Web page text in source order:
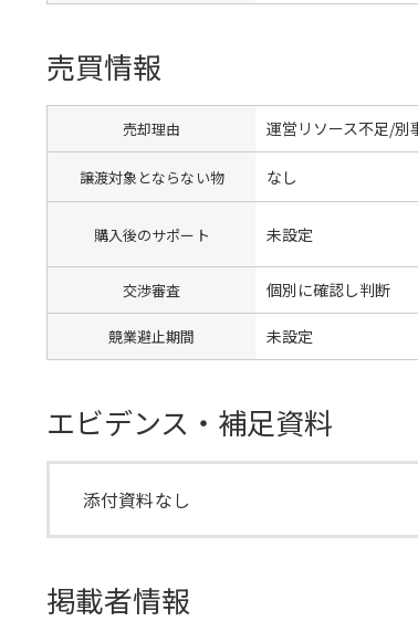
売買情報
売却理由 運営リソース不足/別
譲渡対象とならない物 なし
購入後のサポート 未設定
交渉審査 個別に確認し判断
競業避止期間 未設定
エビデンス・補足資料
添付資料なし
掲載者情報